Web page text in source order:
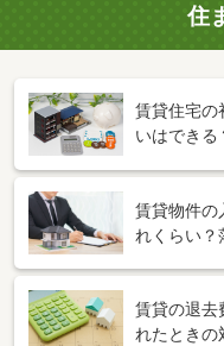
住
賃貸住宅の
いはできる
賃貸物件の
れくらい？
賃貸の退去
れたときの